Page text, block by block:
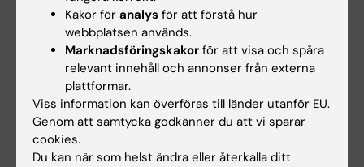
inte ändras, tas bort eller sänkas.
Övergångsbestämmelser
För kurs som upphört eller genomgått större
förändringar eller där kurslitteraturen
förändrats väsentligt ska det tillhandahållas
Kakor för analys för att förstå hur
webbplatsen används.
Marknadsföringskakor för att visa och spåra
relevant innehåll och annonser från externa
plattformar.
Viss information kan överföras till länder utanför EU.
Genom att samtycka godkänner du att vi sparar
cookies.
Du kan när som helst ändra eller återkalla ditt